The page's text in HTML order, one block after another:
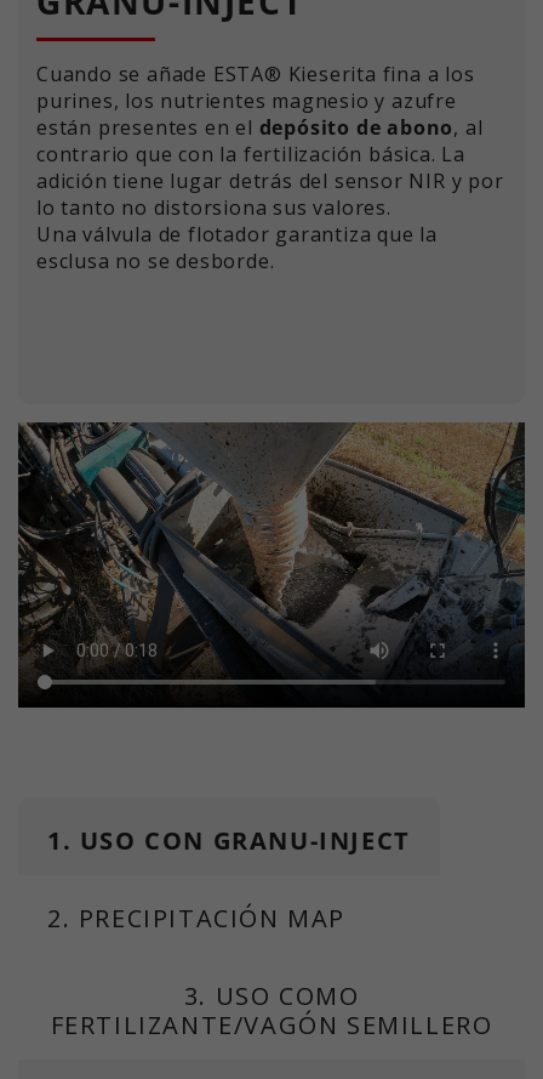
Cuando se añade ESTA® Kieserita fina a los
purines, los nutrientes magnesio y azufre
están presentes en el depósito de abono, al
contrario que con la fertilización básica. La
adición tiene lugar detrás del sensor NIR y por
lo tanto no distorsiona sus valores.
Una válvula de flotador garantiza que la
esclusa no se desborde.
1. USO CON GRANU-INJECT
2. PRECIPITACIÓN MAP
3. USO COMO
FERTILIZANTE/VAGÓN SEMILLERO
Propósito
Permite obtener el estado de la